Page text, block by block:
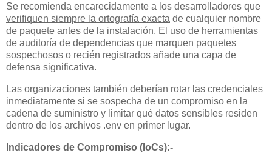
Se recomienda encarecidamente a los desarrolladores que
verifiquen siempre la ortografía exacta de cualquier nombre
de paquete antes de la instalación. El uso de herramientas
de auditoría de dependencias que marquen paquetes
sospechosos o recién registrados añade una capa de
defensa significativa.
Las organizaciones también deberían rotar las credenciales
inmediatamente si se sospecha de un compromiso en la
cadena de suministro y limitar qué datos sensibles residen
dentro de los archivos .env en primer lugar.
Indicadores de Compromiso (IoCs):-